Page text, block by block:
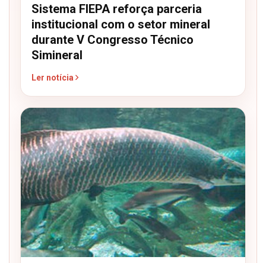
Sistema FIEPA reforça parceria
institucional com o setor mineral
durante V Congresso Técnico
Simineral
Ler notícia